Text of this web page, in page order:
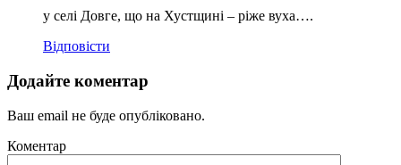
у селі Довге, що на Хустщині – ріже вуха….
Відповіcти
Додайте коментар
Ваш email не буде опубліковано.
Коментар